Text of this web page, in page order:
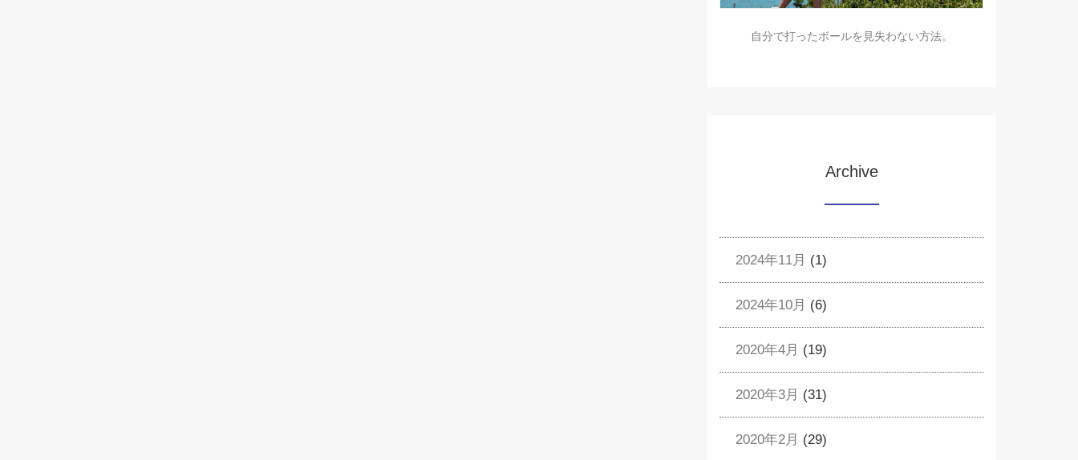
自分で打ったボールを見失わない方法。
Archive
2024年11月 (1)
2024年10月 (6)
2020年4月 (19)
2020年3月 (31)
2020年2月 (29)